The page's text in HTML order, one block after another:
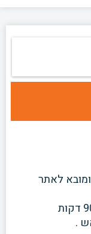
לאתר
החומר נועד להובלה ופריקה תוך 90 דקות
.